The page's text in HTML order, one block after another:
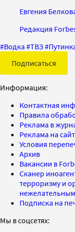
Евгения
Редакция
#Водка #ТВЗ#
Подписаться
Информация:
Контактная
Правила
Реклама в
Реклама на
Условия
Архив
Вакансии в
Сканер
терроризму и
Подписка на
Мы в соцсетях: